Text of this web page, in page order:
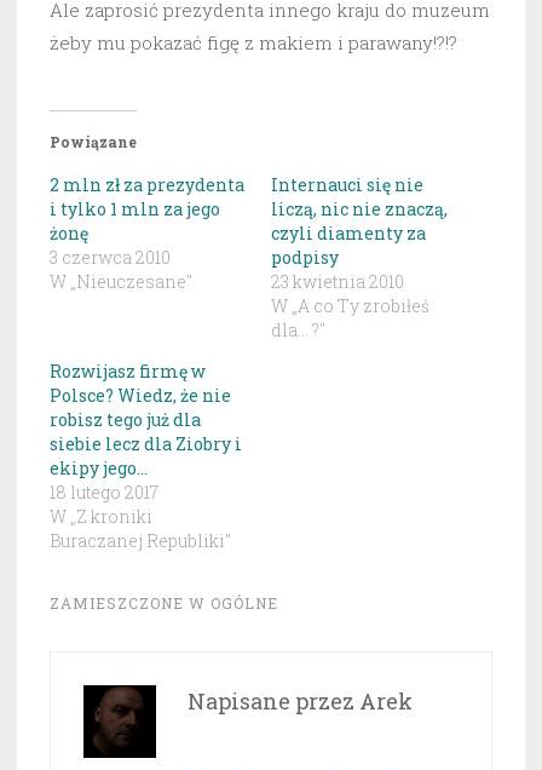
Ale zaprosić prezydenta innego kraju do muzeum
żeby mu pokazać figę z makiem i parawany!?!?
Powiązane
2 mln zł za prezydenta
i tylko 1 mln za jego
żonę
3 czerwca 2010
W „Nieuczesane"
Internauci się nie
liczą, nic nie znaczą,
czyli diamenty za
podpisy
23 kwietnia 2010
W „A co Ty zrobiłeś
dla... ?"
Rozwijasz firmę w
Polsce? Wiedz, że nie
robisz tego już dla
siebie lecz dla Ziobry i
ekipy jego…
18 lutego 2017
W „Z kroniki
Buraczanej Republiki"
ZAMIESZCZONE W OGÓLNE
Napisane przez Arek